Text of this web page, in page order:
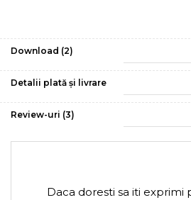
Download (2)
Detalii plată și livrare
Review-uri (3)
Daca doresti sa iti exprimi